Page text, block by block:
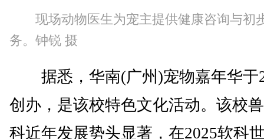
现场动物医生为宠主提供健康咨询与初
务。钟锐 摄
据悉，华南(广州)宠物嘉年华于
创办，是该校特色文化活动。该校
科近年发展势头显著，在2025软科